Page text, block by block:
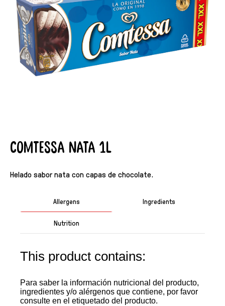
Comtessa Nata 1L
Helado sabor nata con capas de chocolate.
Allergens Ingredients
Nutrition
This product contains:
Para saber la información nutricional del producto,
ingredientes y/o alérgenos que contiene, por favor
consulte en el etiquetado del producto.